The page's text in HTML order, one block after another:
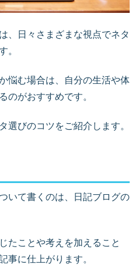
、日々さまざまな視点でネタ
。
悩む場合は、自分の生活や体
のがおすすめです。
選びのコツをご紹介します。
いて書くのは、日記ブログの
たことや考えを加えること
事に仕上がります。